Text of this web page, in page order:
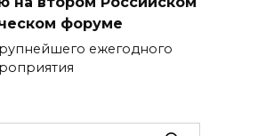
форуме
ежегодного